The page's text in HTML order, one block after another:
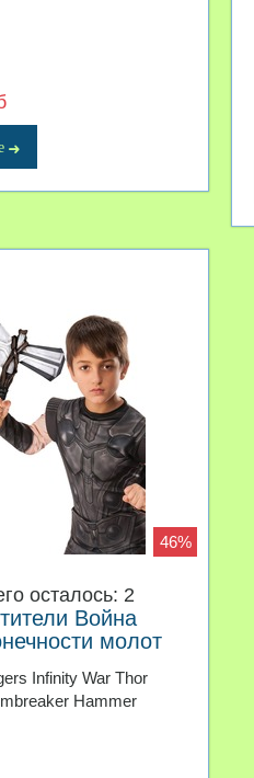
46%
осталось: 2
Война
молот
Infinity War Thor
Hammer